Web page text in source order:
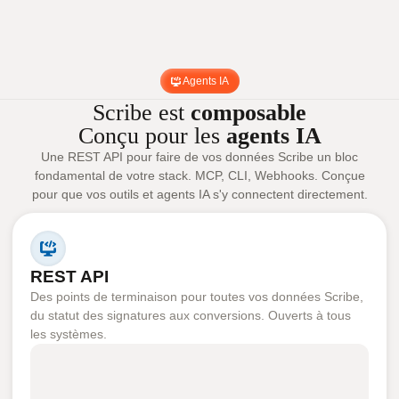
Agents IA
Scribe est composable
Conçu pour les agents IA
Une REST API pour faire de vos données Scribe un bloc
fondamental de votre stack. MCP, CLI, Webhooks. Conçue
pour que vos outils et agents IA s'y connectent directement.
REST API
Des points de terminaison pour toutes vos données Scribe,
du statut des signatures aux conversions. Ouverts à tous
les systèmes.